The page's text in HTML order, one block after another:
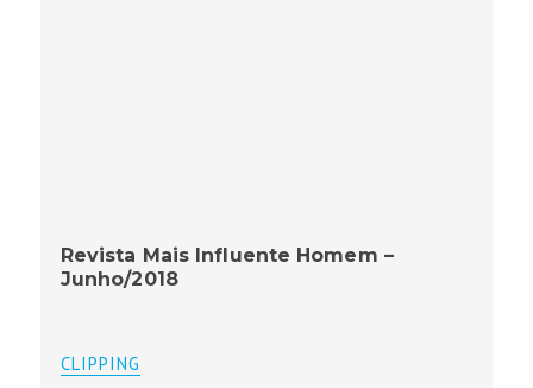
Revista Mais Influente Homem –
Junho/2018
CLIPPING